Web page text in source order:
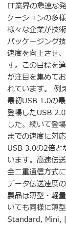
IT業界の急速な
ケーションの多
様々な企業が技
パッケージング
速度を向上させ
す。この目標を
が注目を集めて
れています。 例
最初USB 1.0の
登場したUSB
した。続いて登
までの速度に対
USB 3.0の2倍と
います。高速伝
全二重通信方式
データ伝送速度
製品は薄型・軽
いても同様に薄
Standard, Mini,